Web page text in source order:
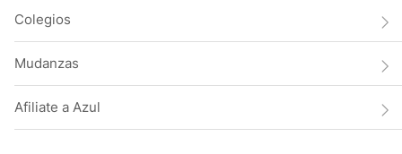
Colegios
Mudanzas
Afiliate a Azul